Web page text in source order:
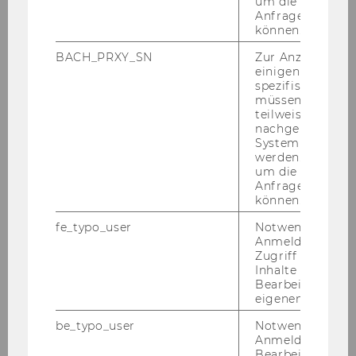
Anfrage
können.
BACH_PRXY_SN
Zur Anzeige von
einigen WU-
spezifischen
müssen
teilweise von
nachgelagerten
System
werden.
um die Antwort
Anfrage
können.
fe_typo_user
Notwendig für
Anmeldung und
Zugriff auf
Inhalte oder zur
Bearbeitung des
eigenen Profils.
be_typo_user
Notwendig für
Anmeldung und